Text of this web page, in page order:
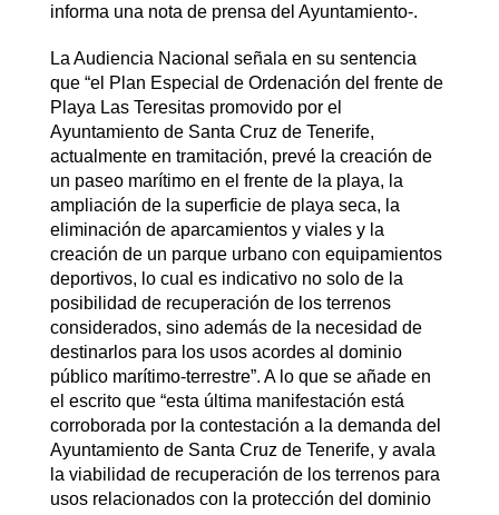
informa una nota de prensa del Ayuntamiento-.
La Audiencia Nacional señala en su sentencia
que “el Plan Especial de Ordenación del frente de
Playa Las Teresitas promovido por el
Ayuntamiento de Santa Cruz de Tenerife,
actualmente en tramitación, prevé la creación de
un paseo marítimo en el frente de la playa, la
ampliación de la superficie de playa seca, la
eliminación de aparcamientos y viales y la
creación de un parque urbano con equipamientos
deportivos, lo cual es indicativo no solo de la
posibilidad de recuperación de los terrenos
considerados, sino además de la necesidad de
destinarlos para los usos acordes al dominio
público marítimo-terrestre”. A lo que se añade en
el escrito que “esta última manifestación está
corroborada por la contestación a la demanda del
Ayuntamiento de Santa Cruz de Tenerife, y avala
la viabilidad de recuperación de los terrenos para
usos relacionados con la protección del dominio